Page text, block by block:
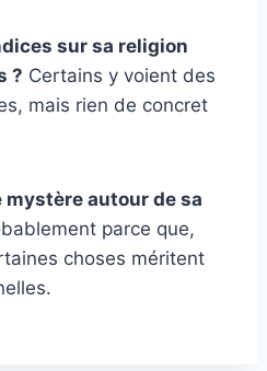
sur sa religion
? Certains y voient des
mais rien de concret
mystère autour de sa
parce que,
choses méritent